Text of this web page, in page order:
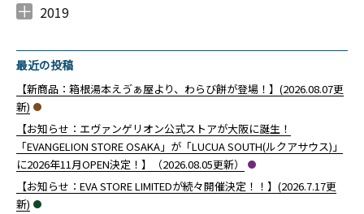
2019
最近の投稿
【新商品：箱根湯本えゔぁ屋より、わらび餅が登場！】(2026.08.07更
新)
【お知らせ：エヴァンゲリオン公式ストアが大阪に誕生！
「EVANGELION STORE OSAKA」が「LUCUA SOUTH(ルクアサウス)」
に2026年11月OPEN決定！】（2026.08.05更新）
【お知らせ：EVA STORE LIMITEDが続々開催決定！！】(2026.7.17更
新)